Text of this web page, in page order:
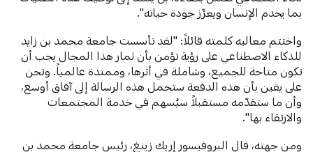
بما يخدم الإنسان ويعزّز جودة حياته".
واختتم معاليه كلمته قائلاً: "لقد تأسست جامعة محمد بن زايد
للذكاء الاصطناعي على رؤية تؤمن بأن ثمار هذا المجال يجب أن
تكون متاحة للجميع، وشاملة في أثرها، وممتدة عالمياً. ونحن
على يقين بأن هذه الدفعة ستحمل هذه الرسالة إلى آفاق أوسع،
وأن ما ستقدّمه مستقبلاً سيُسهم في خدمة المجتمعات
والارتقاء بها".
ومن جهته، قال البروفيسور إريك زينغ، رئيس جامعة محمد بن